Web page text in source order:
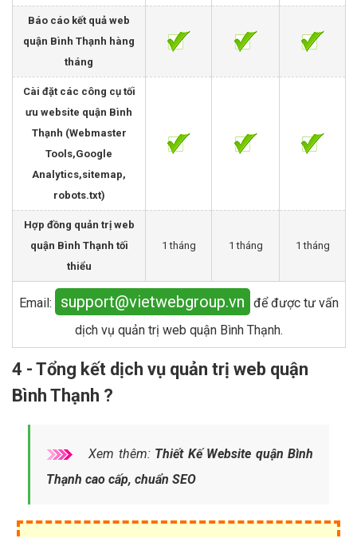
Báo cáo kết quả web
quận Bình Thạnh hàng
tháng
Cài đặt các công cụ tối
ưu website quận Bình
Thạnh (Webmaster
Tools,Google
Analytics,sitemap,
robots.txt)
Hợp đồng quản trị web
quận Bình Thạnh tối
thiểu
1 tháng 1 tháng 1 tháng
Email: support@vietwebgroup.vn
để được tư vấn
dịch vụ quản trị web quận Bình Thạnh.
4 - Tổng kết dịch vụ quản trị web quận
Bình Thạnh ?
Xem thêm: Thiết Kế Website quận Bình
Thạnh cao cấp, chuẩn SEO